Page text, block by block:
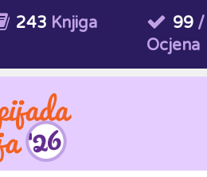
243 Knjiga 99/
Ocjena